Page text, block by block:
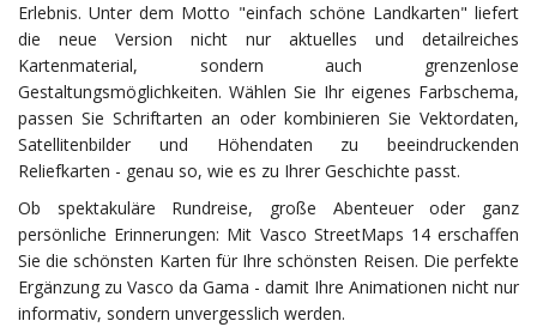
Erlebnis. Unter dem Motto "einfach schöne Landkarten" liefert
die neue Version nicht nur aktuelles und detailreiches
Kartenmaterial, sondern auch grenzenlose
Gestaltungsmöglichkeiten. Wählen Sie Ihr eigenes Farbschema,
passen Sie Schriftarten an oder kombinieren Sie Vektordaten,
Satellitenbilder und Höhendaten zu beeindruckenden
Reliefkarten - genau so, wie es zu Ihrer Geschichte passt.
Ob spektakuläre Rundreise, große Abenteuer oder ganz
persönliche Erinnerungen: Mit Vasco StreetMaps 14 erschaffen
Sie die schönsten Karten für Ihre schönsten Reisen. Die perfekte
Ergänzung zu Vasco da Gama - damit Ihre Animationen nicht nur
informativ, sondern unvergesslich werden.